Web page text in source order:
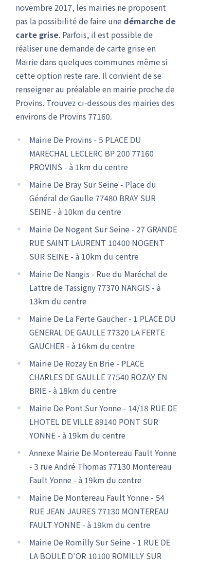
novembre 2017, les mairies ne proposent
pas la possibilité de faire une démarche de
carte grise. Parfois, il est possible de
réaliser une demande de carte grise en
Mairie dans quelques communes même si
cette option reste rare. Il convient de se
renseigner au préalable en mairie proche de
Provins. Trouvez ci-dessous des mairies des
environs de Provins 77160.
Mairie De Provins - 5 PLACE DU
MARECHAL LECLERC BP 200 77160
PROVINS - à 1km du centre
Mairie De Bray Sur Seine - Place du
Général de Gaulle 77480 BRAY SUR
SEINE - à 10km du centre
Mairie De Nogent Sur Seine - 27 GRANDE
RUE SAINT LAURENT 10400 NOGENT
SUR SEINE - à 10km du centre
Mairie De Nangis - Rue du Maréchal de
Lattre de Tassigny 77370 NANGIS - à
13km du centre
Mairie De La Ferte Gaucher - 1 PLACE DU
GENERAL DE GAULLE 77320 LA FERTE
GAUCHER - à 16km du centre
Mairie De Rozay En Brie - PLACE
CHARLES DE GAULLE 77540 ROZAY EN
BRIE - à 18km du centre
Mairie De Pont Sur Yonne - 14/18 RUE DE
LHOTEL DE VILLE 89140 PONT SUR
YONNE - à 19km du centre
Annexe Mairie De Montereau Fault Yonne
- 3 rue André Thomas 77130 Montereau
Fault Yonne - à 19km du centre
Mairie De Montereau Fault Yonne - 54
RUE JEAN JAURES 77130 MONTEREAU
FAULT YONNE - à 19km du centre
Mairie De Romilly Sur Seine - 1 RUE DE
LA BOULE D'OR 10100 ROMILLY SUR